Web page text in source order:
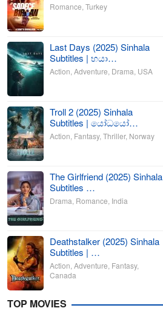
Romance Turkey
Last Days (2025) Sinhala
Subtitles | භයා…
Action Adventure Drama USA
Troll 2 (2025) Sinhala
Subtitles | යෝධයෝ…
Action Fantasy, Thriller, Norway
The Girlfriend (2025) Sinhala
Subtitles …
Drama Romance India
Deathstalker (2025) Sinhala
Subtitles | …
Action Adventure Fantasy,
Canada
TOP MOVIES